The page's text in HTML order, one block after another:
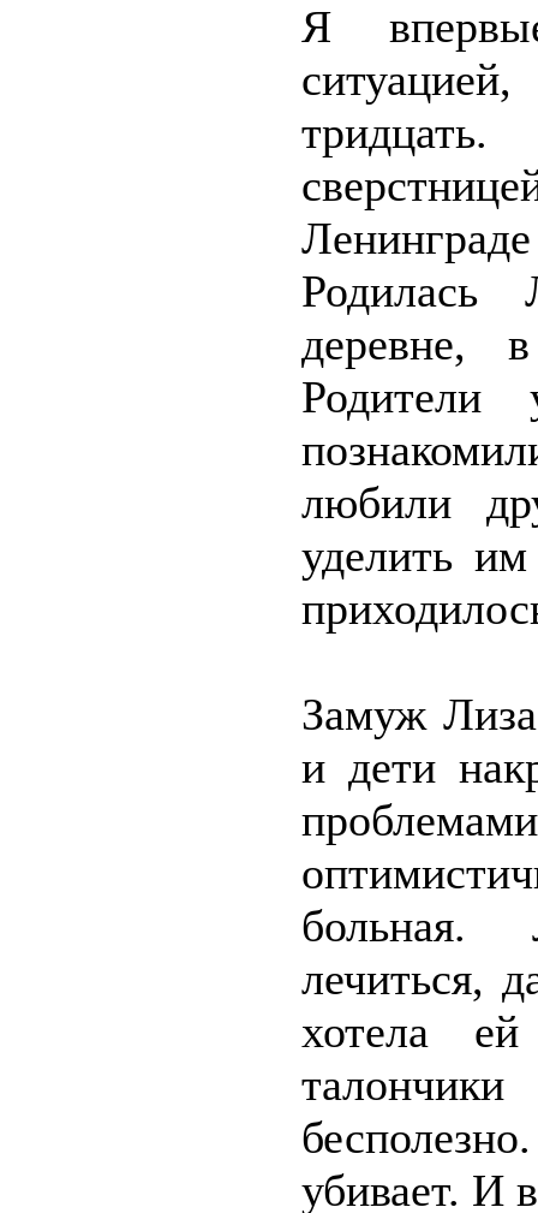
Я
деревне,
Родители
любили
уделить
Замуж
и дети
больная.
лечиться,
хотела ей
убивает. И